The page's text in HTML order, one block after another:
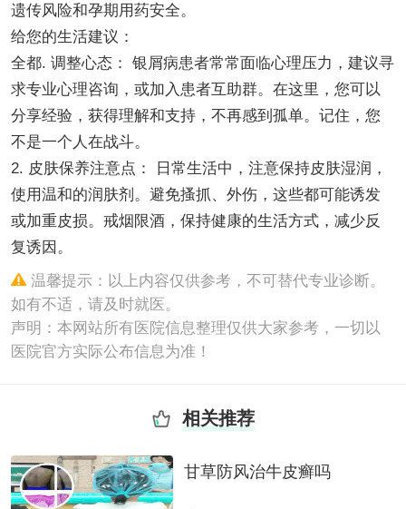
遗传风险和孕期用药安全。
给您的生活建议：
全都. 调整心态： 银屑病患者常常面临心理压力，建议寻
求专业心理咨询，或加入患者互助群。在这里，您可以
分享经验，获得理解和支持，不再感到孤单。记住，您
不是一个人在战斗。
2. 皮肤保养注意点： 日常生活中，注意保持皮肤湿润，
使用温和的润肤剂。避免搔抓、外伤，这些都可能诱发
或加重皮损。戒烟限酒，保持健康的生活方式，减少反
复诱因。
温馨提示：以上内容仅供参考，不可替代专业诊断。
如有不适，请及时就医。
声明：本网站所有医院信息整理仅供大家参考，一切以
医院官方实际公布信息为准！
相关推荐
甘草防风治牛皮癣吗